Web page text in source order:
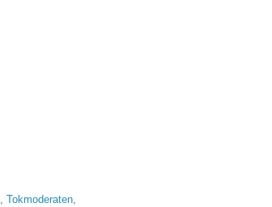
, Tokmoderaten,